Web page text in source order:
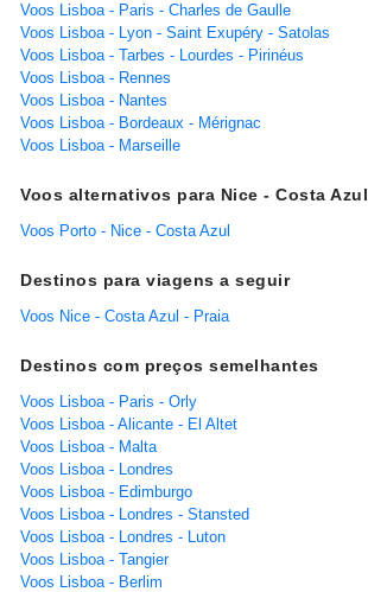
Voos Lisboa - Paris - Charles de Gaulle
Voos Lisboa - Lyon - Saint Exupéry - Satolas
Voos Lisboa - Tarbes - Lourdes - Pirinéus
Voos Lisboa - Rennes
Voos Lisboa - Nantes
Voos Lisboa - Bordeaux - Mérignac
Voos Lisboa - Marseille
Voos alternativos para Nice - Costa Azul
Voos Porto - Nice - Costa Azul
Destinos para viagens a seguir
Voos Nice - Costa Azul - Praia
Destinos com preços semelhantes
Voos Lisboa - Paris - Orly
Voos Lisboa - Alicante - El Altet
Voos Lisboa - Malta
Voos Lisboa - Londres
Voos Lisboa - Edimburgo
Voos Lisboa - Londres - Stansted
Voos Lisboa - Londres - Luton
Voos Lisboa - Tangier
Voos Lisboa - Berlim